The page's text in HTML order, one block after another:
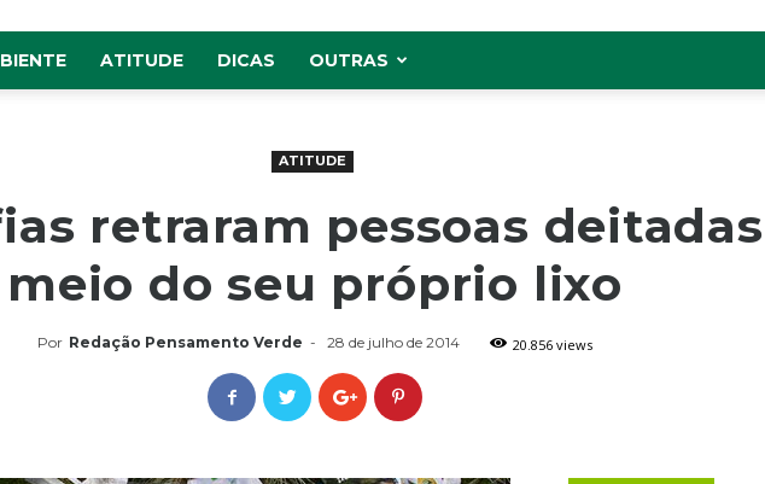
ATITUDE DICAS OUTRAS
ATITUDE
retraram pessoas
meio do seu próprio lixo
Por Redação Pensamento Verde - 28 de julho de 2014 20.856 views